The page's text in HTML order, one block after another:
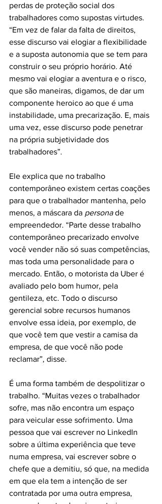
perdas de proteção social dos
trabalhadores como supostas virtudes.
“Em vez de falar da falta de direitos,
esse discurso vai elogiar a flexibilidade
e a suposta autonomia que se tem para
construir o seu próprio horário. Até
mesmo vai elogiar a aventura e o risco,
que são maneiras, digamos, de dar um
componente heroico ao que é uma
instabilidade, uma precarização. E, mais
uma vez, esse discurso pode penetrar
na própria subjetividade dos
trabalhadores”.
Ele explica que no trabalho
contemporâneo existem certas coações
para que o trabalhador mantenha, pelo
menos, a máscara da persona de
empreendedor. “Parte desse trabalho
contemporâneo precarizado envolve
você vender não só suas competências,
mas toda uma personalidade para o
mercado. Então, o motorista da Uber é
avaliado pelo bom humor, pela
gentileza, etc. Todo o discurso
gerencial sobre recursos humanos
envolve essa ideia, por exemplo, de
que você tem que vestir a camisa da
empresa, de que você não pode
reclamar”, disse.
É uma forma também de despolitizar o
trabalho. “Muitas vezes o trabalhador
sofre, mas não encontra um espaço
para veicular esse sofrimento. Uma
pessoa que vai escrever no LinkedIn
sobre a última experiência que teve
numa empresa, vai escrever sobre o
chefe que a demitiu, só que, na medida
em que ela tem a intenção de ser
contratada por uma outra empresa,